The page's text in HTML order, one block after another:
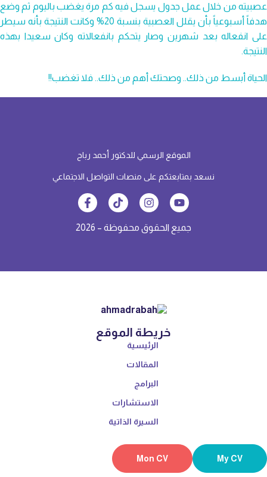
عصبيته من خلال عمل جدول يسجل فيه كم مرة يغضب باليوم ثم وضع
هدفاً أسبوعياً بأن يقلل العصبية بنسبة 20% وكانت النتيجة بأنه سيطر
على انفعاله بعد شهرين وصار يتحكم بانفعالاته وكان سعيدا بهذه
النتيجة.
الحياة أبسط من ذلك.. وصحتك أهم من ذلك.. فلا تغضب!!
الموقع الرسمي للدكتور أحمد رباح
نسعد بمتابعتكم على منصات التواصل الاجتماعي
جميع الحقوق محفوظة – 2026
خريطة الموقع
الرئيسية
المقالات
البرامج
الاستشارات
السيرة الذاتية
My CV
Mon CV